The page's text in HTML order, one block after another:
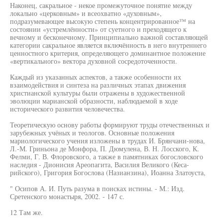
Наконец, сакральное - некое промежуточное понятие между
локально «церковным» и всеохватно «духовным»,
подразумевающее высокую степень концентрированное™ на
состоянии «устремлённости» от суетного и преходящего к
вечному и бесконечному. Принципиально важной составляющей
категории сакральное является включённость в него внутреннего
ценностного критерия, определяющего доминантное положение
«вертикального» вектора духовной сосредоточенности.
Каждый из указанных аспектов, а также особенности их
взаимодействия и синтеза на различных этапах движения
христианской культуры были отражены в художественной
эволюции марианской образности, наблюдаемой в ходе
исторического развития человечества.
Теоретическую основу работы формируют труды отечественных и
зарубежных учёных и теологов. Основные положения
мариологического учения изложены в трудах И. Брянчани-нова,
Л.-М. Гриньона де Монфора, П. Дюмулена, В. Н. Лосского, К.
Фелми, Г. В. Флоровского, а также в памятниках богословского
наследия - Дионисия Ареопагита, Василия Великого (Кеса-
рийского), Григория Богослова (Назианзина), Иоанна Златоуста,
" Осипов А. И. Путь разума в поисках истины. - М.: Изд.
Сретенского монастыря, 2002. - 147 с.
12 Там же.